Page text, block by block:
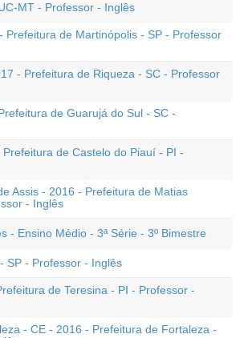
MT - Professor - Inglês
Prefeitura de Martinópolis - SP - Professor
- Prefeitura de Riqueza - SC - Professor
de Guarujá do Sul - SC -
de Castelo do Piauí - PI -
Assis - 2016 - Prefeitura de Matias
- Inglês
- Ensino Médio - 3ª Série - 3º Bimestre
SP - Professor - Inglês
de Teresina - PI - Professor -
- CE - 2016 - Prefeitura de Fortaleza -